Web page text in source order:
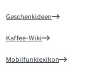
Geschenkideen
Kaffee-Wiki
Mobilfunklexikon